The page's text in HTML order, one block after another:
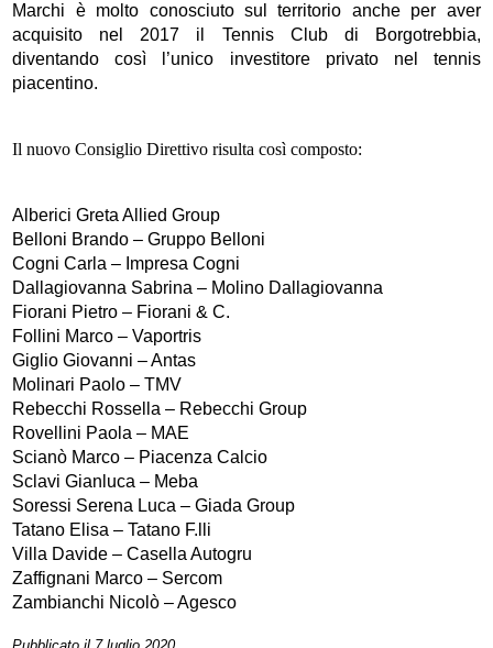
Marchi è molto conosciuto sul territorio anche per aver
acquisito nel 2017 il Tennis Club di Borgotrebbia,
diventando così l’unico investitore privato nel tennis
piacentino.
Il nuovo Consiglio Direttivo risulta così composto:
Alberici Greta Allied Group
Belloni Brando – Gruppo Belloni
Cogni Carla – Impresa Cogni
Dallagiovanna Sabrina – Molino Dallagiovanna
Fiorani Pietro – Fiorani & C.
Follini Marco – Vaportris
Giglio Giovanni – Antas
Molinari Paolo – TMV
Rebecchi Rossella – Rebecchi Group
Rovellini Paola – MAE
Scianò Marco – Piacenza Calcio
Sclavi Gianluca – Meba
Soressi Serena Luca – Giada Group
Tatano Elisa – Tatano F.lli
Villa Davide – Casella Autogru
Zaffignani Marco – Sercom
Zambianchi Nicolò – Agesco